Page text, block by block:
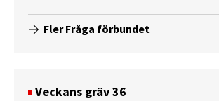
Fler Fråga förbundet
Veckans gräv 36